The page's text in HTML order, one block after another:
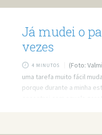
Já mudei o
vezes
4 MINUTOS
(Foto:
uma tarefa muito fácil
porque durante a minha
encontrei com aquela